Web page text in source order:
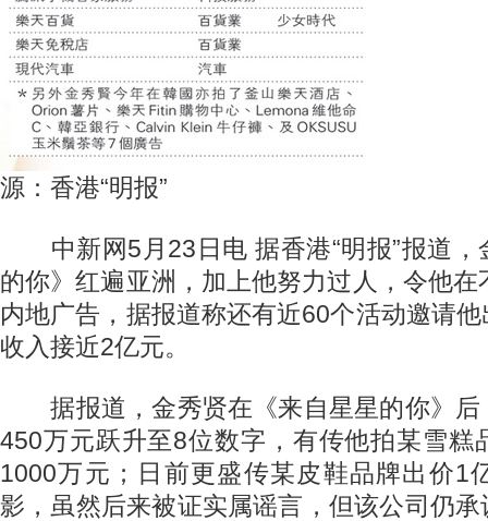
源：香港“明报”
中新网5月23日电 据香港“明报”报道，
的你》红遍亚洲，加上他努力过人，令他
内地广告，据报道称还有近60个活动邀请
收入接近2亿元。
据报道，金秀贤在《来自星星的你》后
450万元跃升至8位数字，有传他拍某雪糕
1000万元；日前更盛传某皮鞋品牌出价1
影，虽然后来被证实属谣言，但该公司仍